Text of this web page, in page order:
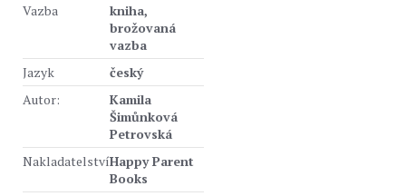
Vazba
kniha,
brožovaná
vazba
Jazyk
český
Autor:
Kamila
Šimůnková
Petrovská
NakladatelstvíHappy Parent
Books